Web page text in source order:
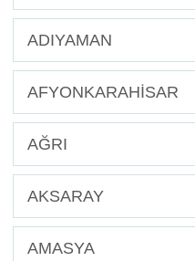
ADIYAMAN
AFYONKARAHİSAR
AĞRI
AKSARAY
AMASYA